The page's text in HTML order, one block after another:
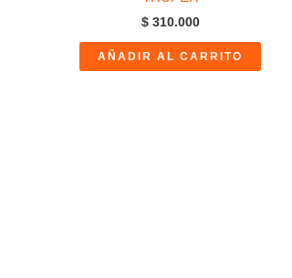
$310.000
AÑADIR AL CARRITO